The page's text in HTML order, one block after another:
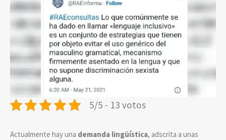
5/5 - 13 votos
Actualmente hay una demanda lingüística, adscrita a unas